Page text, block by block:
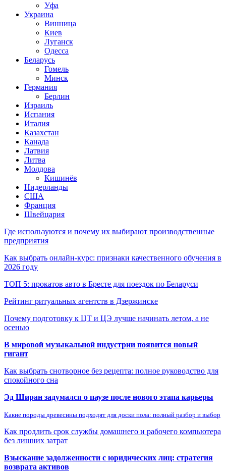
Уфа
Украина
Винница
Киев
Луганск
Одесса
Беларусь
Гомель
Минск
Германия
Берлин
Израиль
Испания
Италия
Казахстан
Канада
Латвия
Литва
Молдова
Кишинёв
Нидерланды
США
Франция
Швейцария
Где используются и почему их выбирают производственные
предприятия
Как выбрать онлайн-курс: признаки качественного обучения в
2026 году
ТОП 5: прокатов авто в Бресте для поездок по Беларуси
Рейтинг ритуальных агентств в Дзержинске
Почему подготовку к ЦТ и ЦЭ лучше начинать летом, а не
осенью
В мировой музыкальной индустрии появится новый
гигант
Как выбрать снотворное без рецепта: полное руководство для
спокойного сна
Эд Ширан задумался о паузе после нового этапа карьеры
Какие породы древесины подходят для доски пола: полный разбор и выбор
Как продлить срок службы домашнего и рабочего компьютера
без лишних затрат
Взыскание задолженности с юридических лиц: стратегия
возврата активов